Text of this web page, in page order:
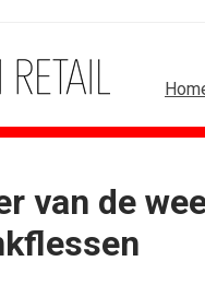
van de
Albert Heijn behoudt